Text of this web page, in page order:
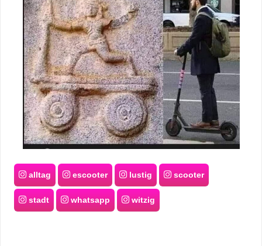
alltag escooter lustig scooter
stadt whatsapp witzig